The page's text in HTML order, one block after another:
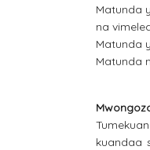
Matunda
na
Matunda
Matunda
kuandaa